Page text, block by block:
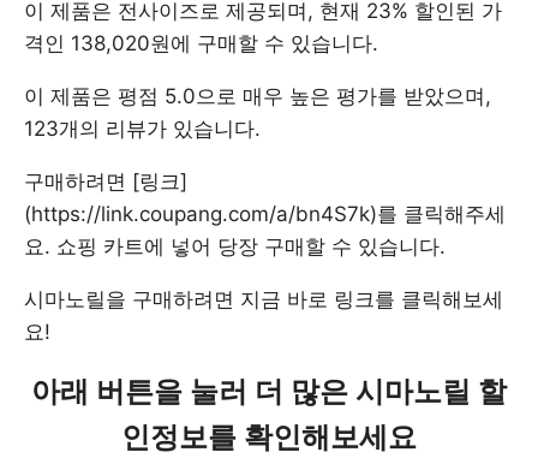
이 제품은 전사이즈로 제공되며, 현재 23% 할인된 가
격인 138,020원에 구매할 수 있습니다.
이 제품은 평점 5.0으로 매우 높은 평가를 받았으며,
123개의 리뷰가 있습니다.
구매하려면 [링크]
(https://link.coupang.com/a/bn4S7k)를 클릭해주세
요. 쇼핑 카트에 넣어 당장 구매할 수 있습니다.
시마노릴을 구매하려면 지금 바로 링크를 클릭해보세
요!
아래 버튼을 눌러 더 많은 시마노릴 할
인정보를 확인해보세요